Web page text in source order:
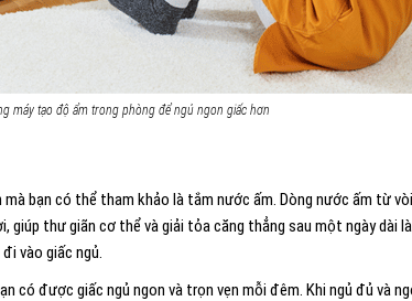
máy tạo độ ẩm trong phòng để ngủ ngon giấc hơn
bạn có thể tham khảo là tắm nước ấm. Dòng nước ấm từ
giúp thư giãn cơ thể và giải tỏa căng thẳng sau một ngày dài
vào giấc ngủ.
có được giấc ngủ ngon và trọn vẹn mỗi đêm. Khi ngủ đủ và